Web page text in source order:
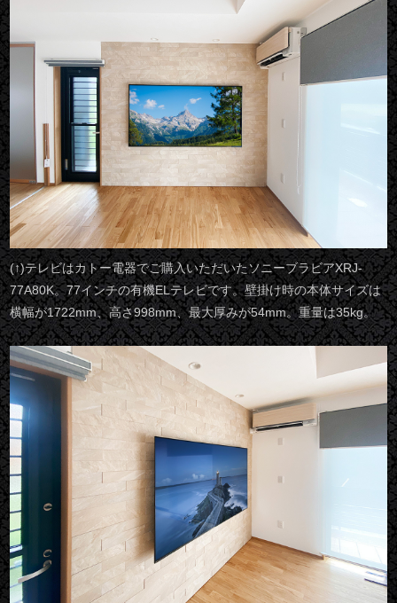
(↑)テレビはカトー電器でご購入いただいたソニーブラビアXRJ-
77A80K。77インチの有機ELテレビです。壁掛け時の本体サイズは
横幅が1722mm、高さ998mm、最大厚みが54mm。重量は35kg。